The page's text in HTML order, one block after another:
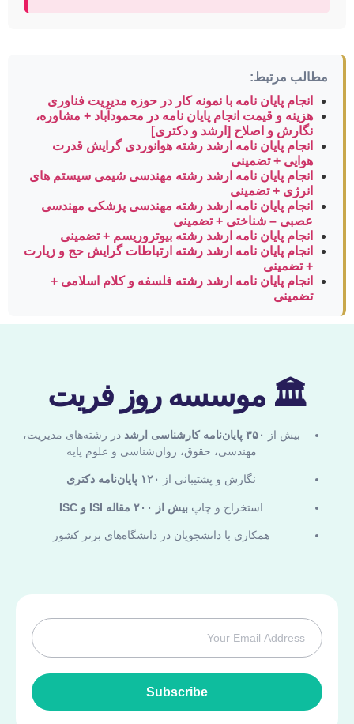
مطالب مرتبط:
انجام پایان نامه با نمونه کار در حوزه مدیریت فناوری
هزینه و قیمت انجام پایان نامه در محمودآباد + مشاوره،
نگارش و اصلاح [ارشد و دکتری]
انجام پایان نامه ارشد رشته هوانوردی گرایش قدرت
هوایی + تضمینی
انجام پایان نامه ارشد رشته مهندسی شیمی سیستم های
انرژی + تضمینی
انجام پایان نامه ارشد رشته مهندسی پزشکی مهندسی
عصبی – شناختی + تضمینی
انجام پایان نامه ارشد رشته بیوتروریسم + تضمینی
انجام پایان نامه ارشد رشته ارتباطات گرایش حج و زیارت
+ تضمینی
انجام پایان نامه ارشد رشته فلسفه و کلام اسلامی +
تضمینی
🏛 موسسه روز فریت
بیش از ۳۵۰ پایان‌نامه کارشناسی ارشد
در رشته‌های مدیریت،
مهندسی، حقوق، روان‌شناسی و علوم پایه
نگارش و پشتیبانی از ۱۲۰ پایان‌نامه دکتری
استخراج و چاپ بیش از ۲۰۰ مقاله ISI و ISC
همکاری با دانشجویان در دانشگاه‌های برتر کشور
Subscribe